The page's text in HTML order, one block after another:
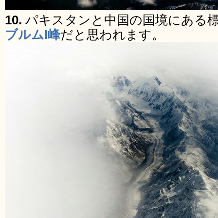
10. パキスタンと中国の国境にある
ブルムI峰だと思われます。